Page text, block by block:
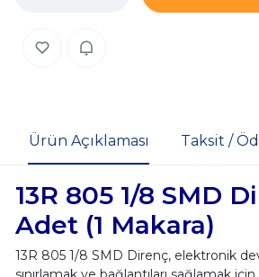
Ürün Açıklaması Taksit /
13R 805 1/8 SMD
Adet (1 Makara)
13R 805 1/8 SMD Direnç, elektronik